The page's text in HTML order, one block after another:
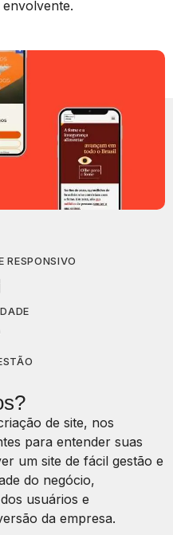
RESPONSIVO
de site, nos
para entender suas
um site de fácil gestão e
do negócio,
usuários e
da empresa.